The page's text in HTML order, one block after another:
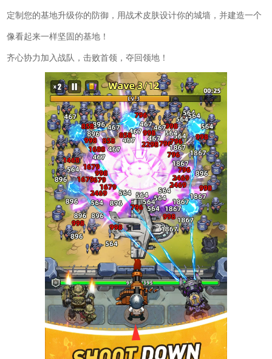
定制您的基地升级你的防御，用战术皮肤设计你的城墙，并建造一个
像看起来一样坚固的基地！
齐心协力加入战队，击败首领，夺回领地！